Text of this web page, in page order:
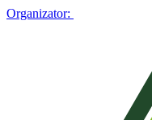
Organizator: